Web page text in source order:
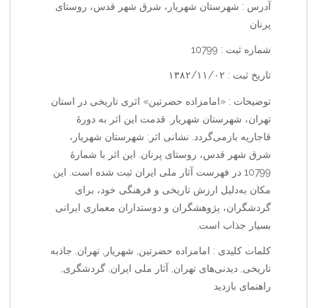
آدرس : شهرستان شهریار، شرق شهر قدس، روستای
پرنان
شماره ثبت : 10799
تاریخ ثبت : ۱۳۸۲/۱۱/۰۲
توضیحات : «امامزاده حضرتین» اثری تاریخی در استان
تهران، شهرستان شهریار. قدمت این اثر به دورهٔ
قاجاریه بازمی‌گردد. نشانی اثر: شهرستان شهریار،
شرق شهر قدس، روستای پرنان. این اثر با شمارهٔ
10799 در فهرست آثار ملی ایران ثبت شده است. این
مکان به‌دلیل ارزش تاریخی و فرهنگی خود، برای
گردشگران، پژوهشگران و دوستداران معماری ایرانی
بسیار جذاب است.
کلمات کلیدی : امامزاده حضرتین, شهریار, تهران, جاذبه
تاریخی, دیدنی‌های تهران, آثار ملی ایران, گردشگری,
راهنمای بازدید